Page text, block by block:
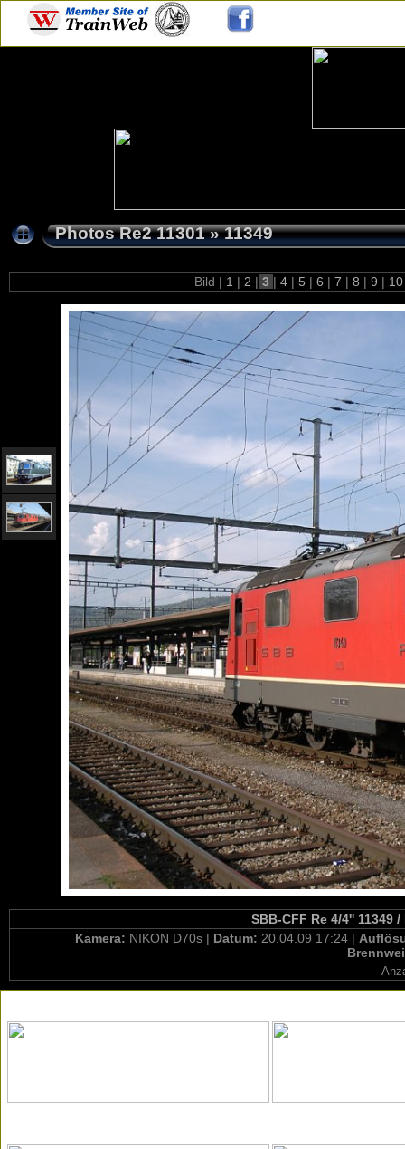
Photos Re2 11301»11349
Bild | 1 | 2 | 3 | 4 | 5 | 6 | 7 | 8 | 9 |
SBB-CFF Re 4/4'' 11349
Kamera: NIKON D70s | Datum: 20.04.09 17:24 |